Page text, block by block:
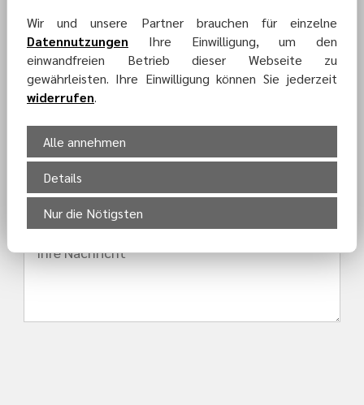
Wir und unsere Partner brauchen für einzelne
Datennutzungen Ihre Einwilligung, um den
einwandfreien Betrieb dieser Webseite zu
gewährleisten. Ihre Einwilligung können Sie jederzeit
widerrufen.
Alle annehmen
Details
Nur die Nötigsten